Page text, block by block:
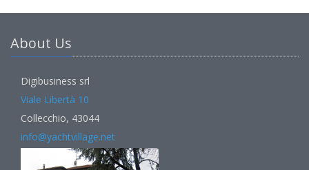
About Us
Digibusiness srl
Viale Libertà 10
Collecchio, 43044
info@yachtvillage.net